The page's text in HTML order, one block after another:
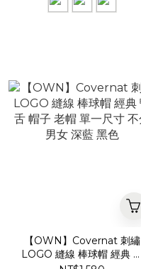
【OWN】Covernat 刺繡
LOGO 縫線 棒球帽 經典 鴨